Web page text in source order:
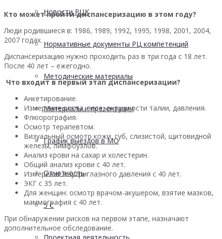
Новости РЦК
Нормативные документы РЦ компетенций
Методические материалы
Материалы и презентации
График выездов в МО
Отчетность
5 С
Кто может пройти диспансеризацию в этом году?
Люди родившиеся в: 1986, 1989, 1992, 1995, 1998, 2001, 2004,
2007 годах.
Диспансеризацию нужно проходить раз в три года с 18 лет.
После 40 лет – ежегодно.
Что входит в первый этап диспансеризации?
Анкетирование.
Измерение роста, веса, окружности талии, давления.
Флюорография.
Осмотр терапевтом.
Визуальный осмотр кожи, губ, слизистой, щитовидной
железы, лимфоузлов.
Анализ крови на сахар и холестерин.
Общий анализ крови с 40 лет.
Измерение внутриглазного давления с 40 лет.
ЭКГ с 35 лет.
Для женщин: осмотр врачом-акушером, взятие мазков,
маммография с 40 лет.
При обнаружении рисков на первом этапе, назначают
дополнительное обследование.